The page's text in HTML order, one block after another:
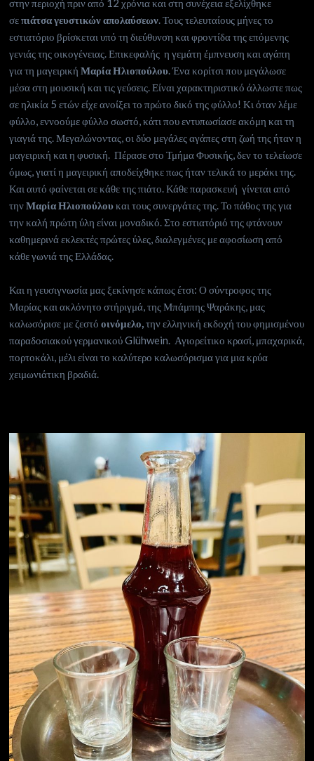
στην περιοχή πριν από 12 χρόνια και στη συνέχεια εξελίχθηκε
σεπιάτσα γευστικών απολαύσεων. Τους τελευταίους μήνες το
εστιατόριο βρίσκεται υπό τη διεύθυνση και φροντίδα της επόμενης
γενιάς της οικογένειας. Επικεφαλής η γεμάτη έμπνευση και αγάπη
για τη μαγειρικήΜαρία Ηλιοπούλου. Ένα κορίτσι που μεγάλωσε
μέσα στη μουσική και τις γεύσεις. Είναι χαρακτηριστικό άλλωστε πως
σε ηλικία 5 ετών είχε ανοίξει το πρώτο δικό της φύλλο! Κι όταν λέμε
φύλλο, εννοούμε φύλλο σωστό, κάτι που εντυπωσίασε ακόμη και τη
γιαγιά της. Μεγαλώνοντας, οι δύο μεγάλες αγάπες στη ζωή της ήταν η
μαγειρική και η φυσική. Πέρασε στο Τμήμα Φυσικής, δεν το τελείωσε
όμως, γιατί η μαγειρική αποδείχθηκε πως ήταν τελικά το μεράκι της.
Και αυτό φαίνεται σε κάθε της πιάτο. Κάθε παρασκευή γίνεται από
τηνΜαρία Ηλιοπούλουκαι τους συνεργάτες της. Το πάθος της για
την καλή πρώτη ύλη είναι μοναδικό. Στο εστιατόριό της φτάνουν
καθημερινά εκλεκτές πρώτες ύλες, διαλεγμένες με αφοσίωση από
κάθε γωνιά της Ελλάδας.
Και η γευσιγνωσία μας ξεκίνησε κάπως έτσι: Ο σύντροφος της
Μαρίας και ακλόνητο στήριγμά, της Μπάμπης Ψαράκης, μας
καλωσόρισε με ζεστόοινόμελο,την ελληνική εκδοχή του φημισμένου
παραδοσιακού γερμανικού Glühwein. Αγιορείτικο κρασί, μπαχαρικά,
πορτοκάλι, μέλι είναι το καλύτερο καλωσόρισμα για μια κρύα
χειμωνιάτικη βραδιά.